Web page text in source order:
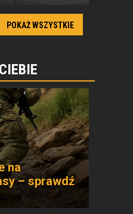
POKAŻ WSZYSTKIE
na
– sprawdź